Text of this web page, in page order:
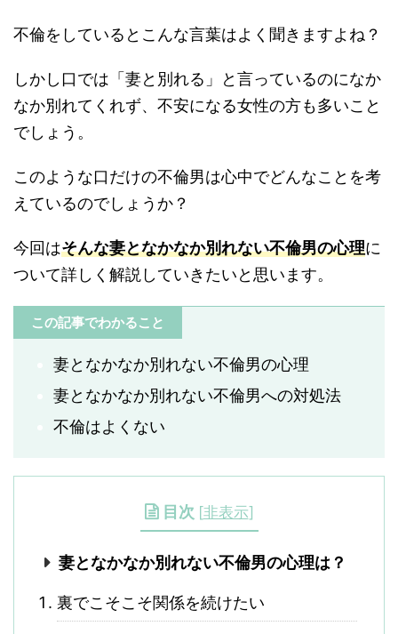
不倫をしているとこんな言葉はよく聞きますよね？
しかし口では「妻と別れる」と言っているのになか
なか別れてくれず、不安になる女性の方も多いこと
でしょう。
このような口だけの不倫男は心中でどんなことを考
えているのでしょうか？
今回はそんな妻となかなか別れない不倫男の心理に
ついて詳しく解説していきたいと思います。
この記事でわかること
妻となかなか別れない不倫男の心理
妻となかなか別れない不倫男への対処法
不倫はよくない
目次 [非表示]
妻となかなか別れない不倫男の心理は？
裏でこそこそ関係を続けたい